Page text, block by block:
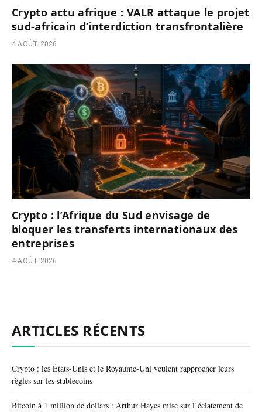
Crypto actu afrique : VALR attaque le projet
sud-africain d’interdiction transfrontalière
4 AOÛT 2026
Crypto : l’Afrique du Sud envisage de
bloquer les transferts internationaux des
entreprises
4 AOÛT 2026
ARTICLES RÉCENTS
Crypto : les États-Unis et le Royaume-Uni veulent rapprocher leurs
règles sur les stablecoins
Bitcoin à 1 million de dollars : Arthur Hayes mise sur l’éclatement de